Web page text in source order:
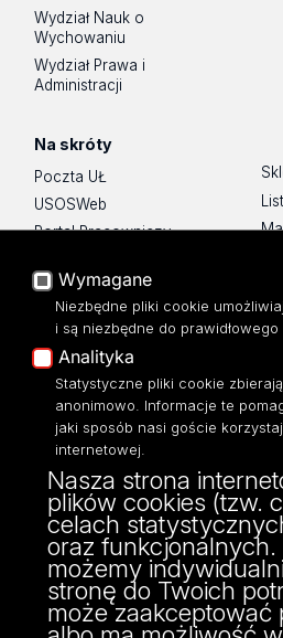
Wydział Nauk o
Wychowaniu
Wydział Prawa i
Administracji
Na skróty
Poczta UŁ
USOSWeb
Portal Pracowniczy
Platforma e-learningowa
Moodle
Eksperci UŁ
Polityka Prywatności
Dostępność
ul. Banacha 22
90-238 Łódź
tel: 42/635 59 49
fax: 42/635 42 66
Wymagane
Niezbędne pliki cookie
i są niezbędne do prawidłowego
Analityka
Statystyczne pliki cookie
anonimowo. Informacje te
jaki sposób nasi goście
internetowej.
Nasza strona
plików cookies (tzw.
celach
oraz funkcjonalnych.
możemy
stronę do Twoich
może zaakceptować